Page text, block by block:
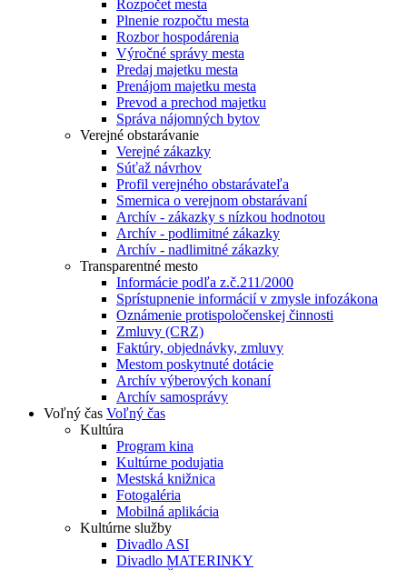
Rozpočet mesta
Plnenie rozpočtu mesta
Rozbor hospodárenia
Výročné správy mesta
Predaj majetku mesta
Prenájom majetku mesta
Prevod a prechod majetku
Správa nájomných bytov
Verejné obstarávanie
Verejné zákazky
Súťaž návrhov
Profil verejného obstarávateľa
Smernica o verejnom obstarávaní
Archív - zákazky s nízkou hodnotou
Archív - podlimitné zákazky
Archív - nadlimitné zákazky
Transparentné mesto
Informácie podľa z.č.211/2000
Sprístupnenie informácií v zmysle infozákona
Oznámenie protispoločenskej činnosti
Zmluvy (CRZ)
Faktúry, objednávky, zmluvy
Mestom poskytnuté dotácie
Archív výberových konaní
Archív samosprávy
Voľný čas Voľný čas
Kultúra
Program kina
Kultúrne podujatia
Mestská knižnica
Fotogaléria
Mobilná aplikácia
Kultúrne služby
Divadlo ASI
Divadlo MATERINKY